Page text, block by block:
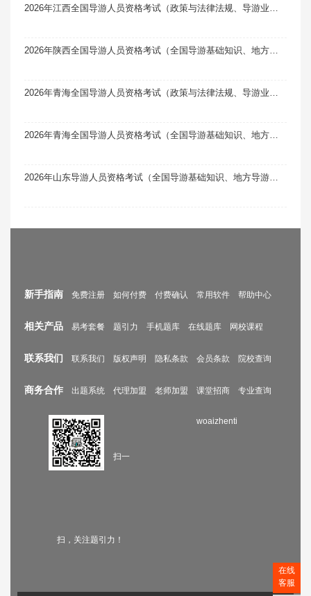
新手指南 免费注册 如何付费 付费确认 常用软件 帮助中心
相关产品 易考套餐 题引力 手机题库 在线题库 网校课程
联系我们 联系我们 版权声明 隐私条款 会员条款 院校查询
商务合作 出题系统 代理加盟 老师加盟 课堂招商 专业查询
扫一
扫，关注题引力！
woaizhenti
在线
客服